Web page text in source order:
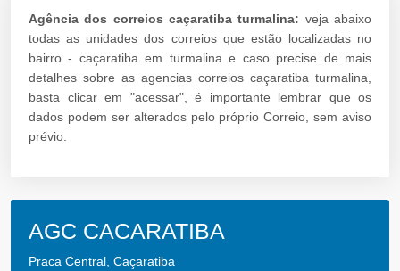
Agência dos correios caçaratiba turmalina: veja abaixo
todas as unidades dos correios que estão localizadas no
bairro - caçaratiba em turmalina e caso precise de mais
detalhes sobre as agencias correios caçaratiba turmalina,
basta clicar em "acessar", é importante lembrar que os
dados podem ser alterados pelo próprio Correio, sem aviso
prévio.
AGC CACARATIBA
Praca Central, Caçaratiba